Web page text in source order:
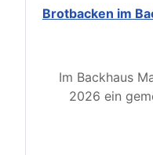
Brotbacken im
Im Backhaus
2026 ein